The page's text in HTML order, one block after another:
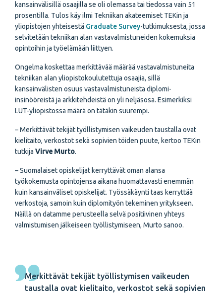
kansainvälisillä osaajilla se oli olemassa tai tiedossa vain 51
prosentilla. Tulos käy ilmi Tekniikan akateemiset TEKin ja
yliopistojen yhteisestä Graduate Survey-tutkimuksesta, jossa
selvitetään tekniikan alan vastavalmistuneiden kokemuksia
opintoihin ja työelämään liittyen.
Ongelma koskettaa merkittävää määrää vastavalmistuneita
tekniikan alan yliopistokoulutettuja osaajia, sillä
kansainvälisten osuus vastavalmistuneista diplomi-
insinööreistä ja arkkitehdeistä on yli neljäsosa. Esimerkiksi
LUT-yliopistossa määrä on tätäkin suurempi.
– Merkittävät tekijät työllistymisen vaikeuden taustalla ovat
kielitaito, verkostot sekä sopivien töiden puute, kertoo TEKin
tutkija Virve Murto.
– Suomalaiset opiskelijat kerryttävät oman alansa
työkokemusta opintojensa aikana huomattavasti enemmän
kuin kansainväliset opiskelijat. Työssäkäynti taas kerryttää
verkostoja, samoin kuin diplomityön tekeminen yritykseen.
Näillä on datamme perusteella selvä positiivinen yhteys
valmistumisen jälkeiseen työllistymiseen, Murto sanoo.
Merkittävät tekijät työllistymisen vaikeuden
taustalla ovat kielitaito, verkostot sekä sopivien